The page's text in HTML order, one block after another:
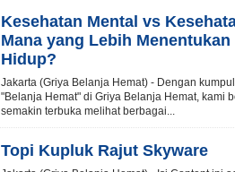
Kesehatan Mental vs
Mana yang Lebih
Hidup?
Jakarta (Griya Belanja Hemat) - Dengan
"Belanja Hemat" di Griya Belanja Hemat, kami
semakin terbuka melihat berbagai...
Topi Kupluk Rajut Skyware